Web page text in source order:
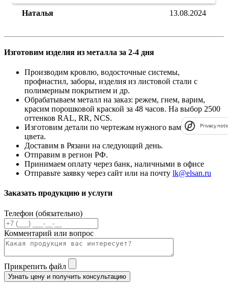
Наталья 13.08.2024
Изготовим изделия из металла за 2-4 дня
Производим кровлю, водосточные системы,
профнастил, заборы, изделия из листовой стали с
полимерным покрытием и др.
Обрабатываем металл на заказ: режем, гнем, варим,
красим порошковой краской за 48 часов. На выбор 2500
оттенков RAL, RR, NCS.
Изготовим детали по чертежам нужного вам размера и
цвета.
Доставим в Рязани на следующий день.
Отправим в регион РФ.
Принимаем оплату через банк, наличными в офисе
Отправьте заявку через сайт или на почту lk@elsan.ru
Заказать продукцию и услуги
Телефон (обязательно)
Комментарий или вопрос
Прикрепить файл
Узнать цену и получить консультацию
Privacy